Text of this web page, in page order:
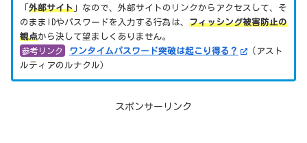
外部サイト 」なので、外部サイトのリンクからアクセスして、そ
のままIDやパスワードを入力する行為は、 フィッシング被害防止の
観点から決して望ましくありません。
参考リンク ワンタイムパスワード突破は起こり得る？
（アスト
ルティアのルナクル）
スポンサーリンク